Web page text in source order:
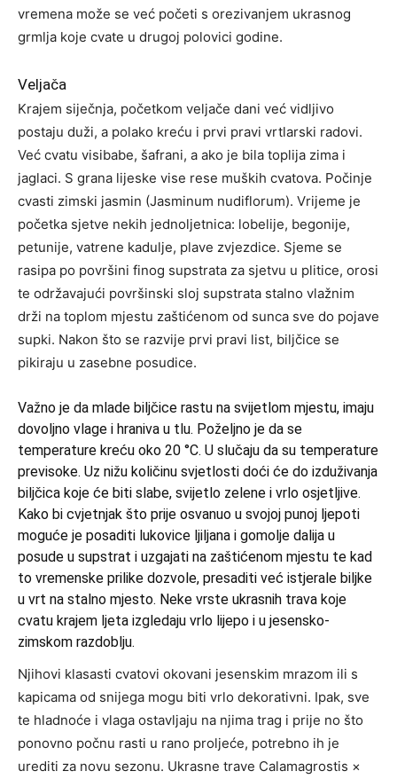
vremena može se već početi s orezivanjem ukrasnog
grmlja koje cvate u drugoj polovici godine.
Veljača
Krajem siječnja, početkom veljače dani već vidljivo
postaju duži, a polako kreću i prvi pravi vrtlarski radovi.
Već cvatu visibabe, šafrani, a ako je bila toplija zima i
jaglaci. S grana lijeske vise rese muških cvatova. Počinje
cvasti zimski jasmin (Jasminum nudiflorum). Vrijeme je
početka sjetve nekih jednoljetnica: lobelije, begonije,
petunije, vatrene kadulje, plave zvjezdice. Sjeme se
rasipa po površini finog supstrata za sjetvu u plitice, orosi
te održavajući površinski sloj supstrata stalno vlažnim
drži na toplom mjestu zaštićenom od sunca sve do pojave
supki. Nakon što se razvije prvi pravi list, biljčice se
pikiraju u zasebne posudice.
Važno je da mlade biljčice rastu na svijetlom mjestu, imaju
dovoljno vlage i hraniva u tlu. Poželjno je da se
temperature kreću oko 20 °C. U slučaju da su temperature
previsoke. Uz nižu količinu svjetlosti doći će do izduživanja
biljčica koje će biti slabe, svijetlo zelene i vrlo osjetljive.
Kako bi cvjetnjak što prije osvanuo u svojoj punoj ljepoti
moguće je posaditi lukovice ljiljana i gomolje dalija u
posude u supstrat i uzgajati na zaštićenom mjestu te kad
to vremenske prilike dozvole, presaditi već istjerale biljke
u vrt na stalno mjesto. Neke vrste ukrasnih trava koje
cvatu krajem ljeta izgledaju vrlo lijepo i u jesensko-
zimskom razdoblju.
Njihovi klasasti cvatovi okovani jesenskim mrazom ili s
kapicama od snijega mogu biti vrlo dekorativni. Ipak, sve
te hladnoće i vlaga ostavljaju na njima trag i prije no što
ponovno počnu rasti u rano proljeće, potrebno ih je
urediti za novu sezonu. Ukrasne trave Calamagrostis ×